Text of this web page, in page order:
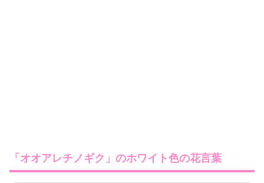
「オオアレチノギク」のホワイト色の花言葉